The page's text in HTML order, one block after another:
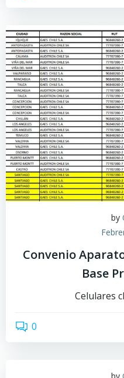
by
Convenio
Base
Celulares
0